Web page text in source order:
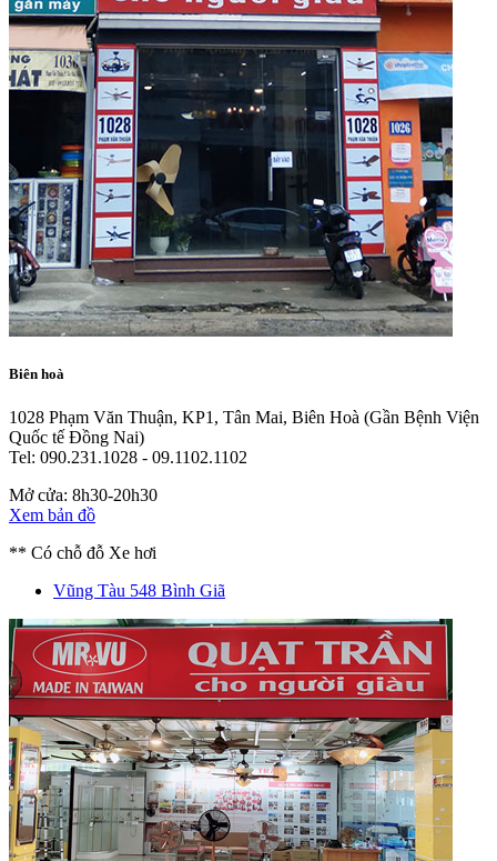
Biên hoà
1028 Phạm Văn Thuận, KP1, Tân Mai, Biên Hoà (Gần Bệnh Viện
Quốc tế Đồng Nai)
Tel: 090.231.1028 - 09.1102.1102
Mở cửa: 8h30-20h30
Xem bản đồ
** Có chỗ đỗ Xe hơi
Vũng Tàu 548 Bình Giã